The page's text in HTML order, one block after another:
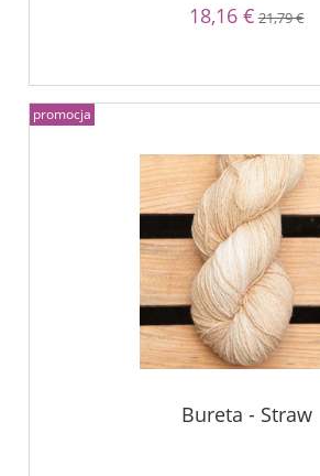
18,16 €21,79 €
Bureta - Straw
promocja